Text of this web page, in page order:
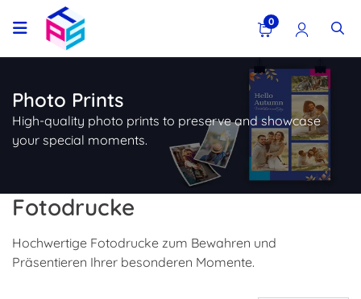
0
Photo Prints
High-quality photo prints to preserve and showcase
your special moments.
Fotodrucke
Hochwertige Fotodrucke zum Bewahren und
Präsentieren Ihrer besonderen Momente.